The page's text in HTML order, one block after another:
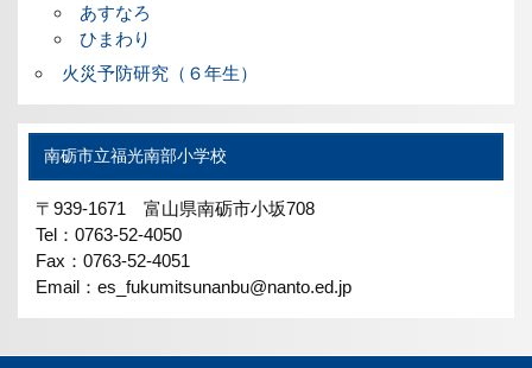
あすなろ
ひまわり
火災予防研究（６年生）
南砺市立福光南部小学校
〒939-1671 富山県南砺市小坂708
Tel：0763-52-4050
Fax：0763-52-4051
Email：es_fukumitsunanbu@nanto.ed.jp